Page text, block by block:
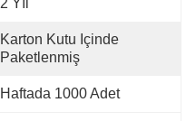
2 Yıl
Karton Kutu Içinde
Paketlenmiş
Haftada 1000 Adet